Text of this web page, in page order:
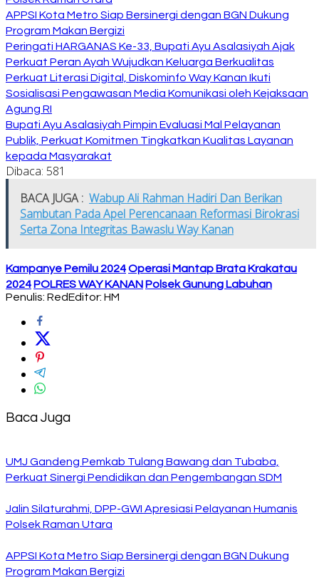
APPSI Kota Metro Siap Bersinergi dengan BGN Dukung
Program Makan Bergizi
Peringati HARGANAS Ke-33, Bupati Ayu Asalasiyah Ajak
Perkuat Peran Ayah Wujudkan Keluarga Berkualitas
Perkuat Literasi Digital, Diskominfo Way Kanan Ikuti
Sosialisasi Pengawasan Media Komunikasi oleh Kejaksaan
Agung RI
Bupati Ayu Asalasiyah Pimpin Evaluasi Mal Pelayanan
Publik, Perkuat Komitmen Tingkatkan Kualitas Layanan
kepada Masyarakat
Dibaca: 581
BACA JUGA : Wabup Ali Rahman Hadiri Dan Berikan
Sambutan Pada Apel Perencanaan Reformasi Birokrasi
Serta Zona Integritas Bawaslu Way Kanan
Kampanye Pemilu 2024Operasi Mantap Brata Krakatau
2024 POLRES WAY KANAN Polsek Gunung Labuhan
Penulis: RedEditor: HM
Baca Juga
UMJ Gandeng Pemkab Tulang Bawang dan Tubaba,
Perkuat Sinergi Pendidikan dan Pengembangan SDM
Jalin Silaturahmi, DPP-GWI Apresiasi Pelayanan Humanis
Polsek Raman Utara
APPSI Kota Metro Siap Bersinergi dengan BGN Dukung
Program Makan Bergizi